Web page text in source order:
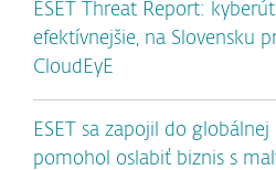
ESET Threat Report:
efektívnejšie, na Slovensku
CloudEyE
ESET sa zapojil do
pomohol oslabiť biznis s